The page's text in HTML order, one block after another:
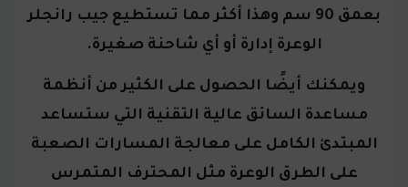
بعمق 90 سم وهذا أكثر مما تستطيع جيب رانجلر
الوعرة إدارة أو أي شاحنة صغيرة.
ويمكنك أيضًا الحصول على الكثير من أنظمة
مساعدة السائق عالية التقنية التي ستساعد
المبتدئ الكامل على معالجة المسارات الصعبة
على الطرق الوعرة مثل المحترف المتمرس